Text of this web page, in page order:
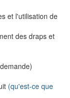
et l'utilisation de
des draps et
(qu'est-ce que